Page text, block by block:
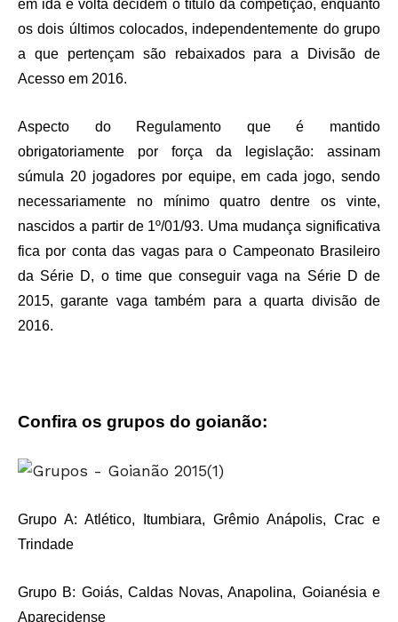
em ida e volta decidem o título da competição, enquanto
os dois últimos colocados, independentemente do grupo
a que pertençam são rebaixados para a Divisão de
Acesso em 2016.
Aspecto do Regulamento que é mantido
obrigatoriamente por força da legislação: assinam
súmula 20 jogadores por equipe, em cada jogo, sendo
necessariamente no mínimo quatro dentre os vinte,
nascidos a partir de 1º/01/93. Uma mudança significativa
fica por conta das vagas para o Campeonato Brasileiro
da Série D, o time que conseguir vaga na Série D de
2015, garante vaga também para a quarta divisão de
2016.
Confira os grupos do goianão:
Grupo A: Atlético, Itumbiara, Grêmio Anápolis, Crac e
Trindade
Grupo B: Goiás, Caldas Novas, Anapolina, Goianésia e
Aparecidense